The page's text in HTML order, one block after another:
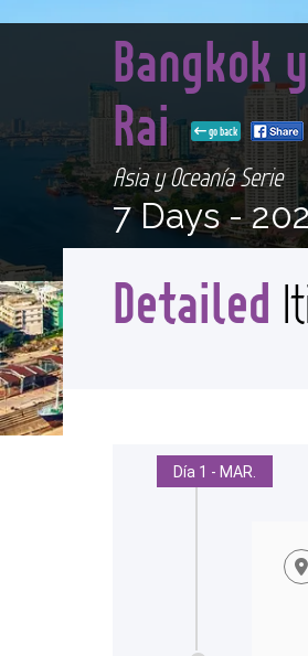
Bangkok
Rai
go back
Asia y Oceanía Serie
7 Days -
Detailed
Día 1 - MAR.